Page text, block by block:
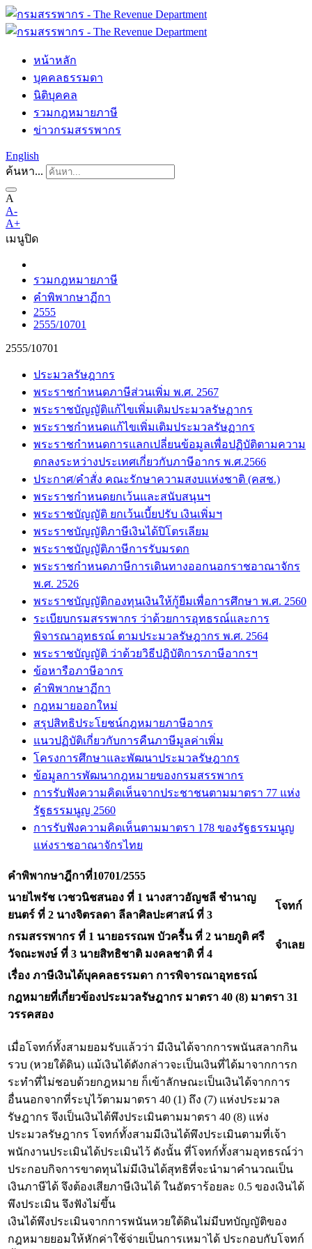
หน้าหลัก
บุคคลธรรมดา
นิติบุคคล
รวมกฎหมายภาษี
ข่าวกรมสรรพากร
English
ค้นหา...
A
A-
A+
เมนูปิด
รวมกฎหมายภาษี
คำพิพากษาฏีกา
2555
2555/10701
2555/10701
ประมวลรัษฎากร
พระราชกำหนดภาษีส่วนเพิ่ม พ.ศ. 2567
พระราชบัญญัติแก้ไขเพิ่มเติมประมวลรัษฏากร
พระราชกำหนดแก้ไขเพิ่มเติมประมวลรัษฏากร
พระราชกำหนดการแลกเปลี่ยนข้อมูลเพื่อปฏิบัติตามความ
ตกลงระหว่างประเทศเกี่ยวกับภาษีอากร พ.ศ.2566
ประกาศ/คำสั่ง คณะรักษาความสงบแห่งชาติ (คสช.)
พระราชกำหนดยกเว้นและสนับสนุนฯ
พระราชบัญญัติ ยกเว้นเบี้ยปรับ เงินเพิ่มฯ
พระราชบัญญัติภาษีเงินได้ปิโตรเลียม
พระราชบัญญัติภาษีการรับมรดก
พระราชกำหนดภาษีการเดินทางออกนอกราชอาณาจักร
พ.ศ. 2526
พระราชบัญญัติกองทุนเงินให้กู้ยืมเพื่อการศึกษา พ.ศ. 2560
ระเบียบกรมสรรพากร ว่าด้วยการอุทธรณ์และการ
พิจารณาอุทธรณ์ ตามประมวลรัษฎากร พ.ศ. 2564
พระราชบัญญัติ ว่าด้วยวิธีปฏิบัติการภาษีอากรฯ
ข้อหารือภาษีอากร
คำพิพากษาฏีกา
กฎหมายออกใหม่
สรุปสิทธิประโยชน์กฎหมายภาษีอากร
แนวปฏิบัติเกี่ยวกับการคืนภาษีมูลค่าเพิ่ม
โครงการศึกษาและพัฒนาประมวลรัษฎากร
ข้อมูลการพัฒนากฎหมายของกรมสรรพากร
การรับฟังความคิดเห็นจากประชาชนตามมาตรา 77 แห่ง
รัฐธรรมนูญ 2560
การรับฟังความคิดเห็นตามมาตรา 178 ของรัฐธรรมนูญ
แห่งราชอาณาจักรไทย
คำพิพากษาฎีกาที่10701/2555
นายไพรัช เวชวนิชสนอง ที่ 1 นางสาวอัญชลี ชำนาญ
ยนตร์ ที่ 2 นางจิตรลดา ลีลาศิลปะศาสน์ ที่ 3
โจทก์
กรมสรรพากร ที่ 1 นายอรรณพ บัวครื้น ที่ 2 นายภูติ ศรี
วัจณะพงษ์ ที่ 3 นายสิทธิชาติ มงคลชาติ ที่ 4
จำเลย
เรื่อง ภาษีเงินได้บุคคลธรรมดา การพิจารณาอุทธรณ์
กฎหมายที่เกี่ยวข้องประมวลรัษฎากร มาตรา 40 (8) มาตรา 31
วรรคสอง
เมื่อโจทก์ทั้งสามยอมรับแล้วว่า มีเงินได้จากการพนันสลากกิน
รวบ (หวยใต้ดิน) แม้เงินได้ดังกล่าวจะเป็นเงินที่ได้มาจากการก
ระทำที่ไม่ชอบด้วยกฎหมาย ก็เข้าลักษณะเป็นเงินได้จากการ
อื่นนอกจากที่ระบุไว้ตามมาตรา 40 (1) ถึง (7) แห่งประมวล
รัษฎากร จึงเป็นเงินได้พึงประเมินตามมาตรา 40 (8) แห่ง
ประมวลรัษฎากร โจทก์ทั้งสามมีเงินได้พึงประเมินตามที่เจ้า
พนักงานประเมินได้ประเมินไว้ ดังนั้น ที่โจทก์ทั้งสามอุทธรณ์ว่า
ประกอบกิจการขาดทุนไม่มีเงินได้สุทธิที่จะนำมาคำนวณเป็น
เงินภาษีได้ จึงต้องเสียภาษีเงินได้ ในอัตราร้อยละ 0.5 ของเงินได้
พึงประเมิน จึงฟังไม่ขึ้น
เงินได้พึงประเมินจากการพนันหวยใต้ดินไม่มีบทบัญญัติของ
กฎหมายยอมให้หักค่าใช้จ่ายเป็นการเหมาได้ ประกอบกับโจทก์